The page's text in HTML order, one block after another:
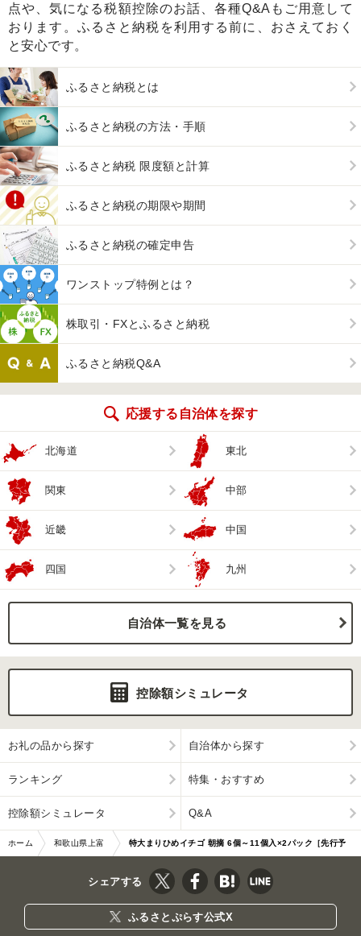
点や、気になる税額控除のお話、各種Q&Aもご用意して
おります。ふるさと納税を利用する前に、おさえておく
と安心です。
ふるさと納税とは
ふるさと納税の方法・手順
ふるさと納税 限度額と計算
ふるさと納税の期限や期間
ふるさと納税の確定申告
ワンストップ特例とは？
株取引・FXとふるさと納税
ふるさと納税Q&A
応援する自治体を探す
北海道 東北
関東 中部
近畿 中国
四国 九州
自治体一覧を見る
控除額シミュレータ
お礼の品から探す 自治体から探す
ランキング 特集・おすすめ
控除額シミュレータ Q&A
ホーム 和歌山県上富 特大まりひめイチゴ 朝摘 6個～11個入×2パック［先行予
約］［KT3］
シェアする
ふるさとぷらす公式X